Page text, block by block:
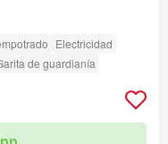
Electricidad
de guardianía